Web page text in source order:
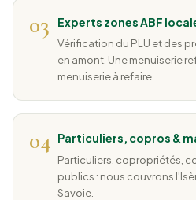
03
Experts zones ABF
Vérification du PLU et des
en amont. Une menuiserie
menuiserie à refaire.
04 Particuliers, copros &
Particuliers, copropriétés,
publics : nous couvrons
Savoie.